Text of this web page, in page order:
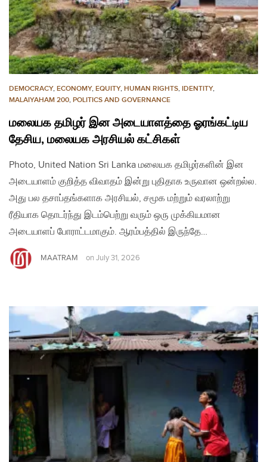
DEMOCRACY, ECONOMY, EQUITY, HUMAN RIGHTS, IDENTITY,
MALAIYAHAM 200, POLITICS AND GOVERNANCE
மலையக தமிழர் இன அடையாளத்தை ஓரங்கட்டிய
தேசிய, மலையக அரசியல் கட்சிகள்
Photo, United Nation Sri Lanka மலையக தமிழர்களின் இன
அடையாளம் குறித்த விவாதம் இன்று புதிதாக உருவான ஒன்றல்ல.
அது பல தசாப்தங்களாக அரசியல், சமூக மற்றும் வரலாற்று
ரீதியாக தொடர்ந்து இடம்பெற்று வரும் ஒரு முக்கியமான
அடையாளப் போராட்டமாகும். ஆரம்பத்தில் இருந்தே…
MAATRAM on July 31, 2026